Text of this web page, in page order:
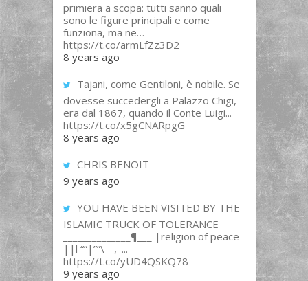
primiera a scopa: tutti sanno quali
sono le figure principali e come
funziona, ma ne…
https://t.co/armLfZz3D2
8 years ago
Tajani, come Gentiloni, è nobile. Se
dovesse succedergli a Palazzo Chigi,
era dal 1867, quando il Conte Luigi...
https://t.co/x5gCNARpgG
8 years ago
CHRIS BENOIT
9 years ago
YOU HAVE BEEN VISITED BY THE
ISLAMIC TRUCK OF TOLERANCE
______________¶___ |religion of peace
||l “”|””\__,_...
https://t.co/yUD4QSKQ78
9 years ago